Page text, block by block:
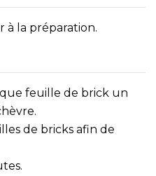
à la préparation.
feuille de brick un
de bricks afin de